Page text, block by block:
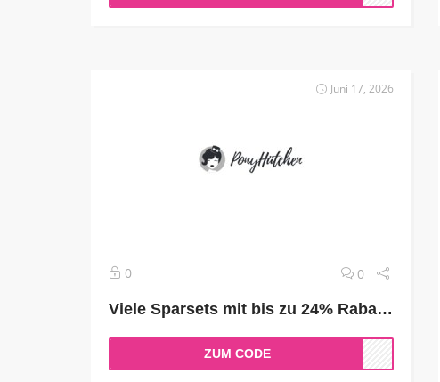
Juni 17, 2026
0 0
Viele Sparsets mit bis zu 24% Rabatt shoppen
ZUM CODE